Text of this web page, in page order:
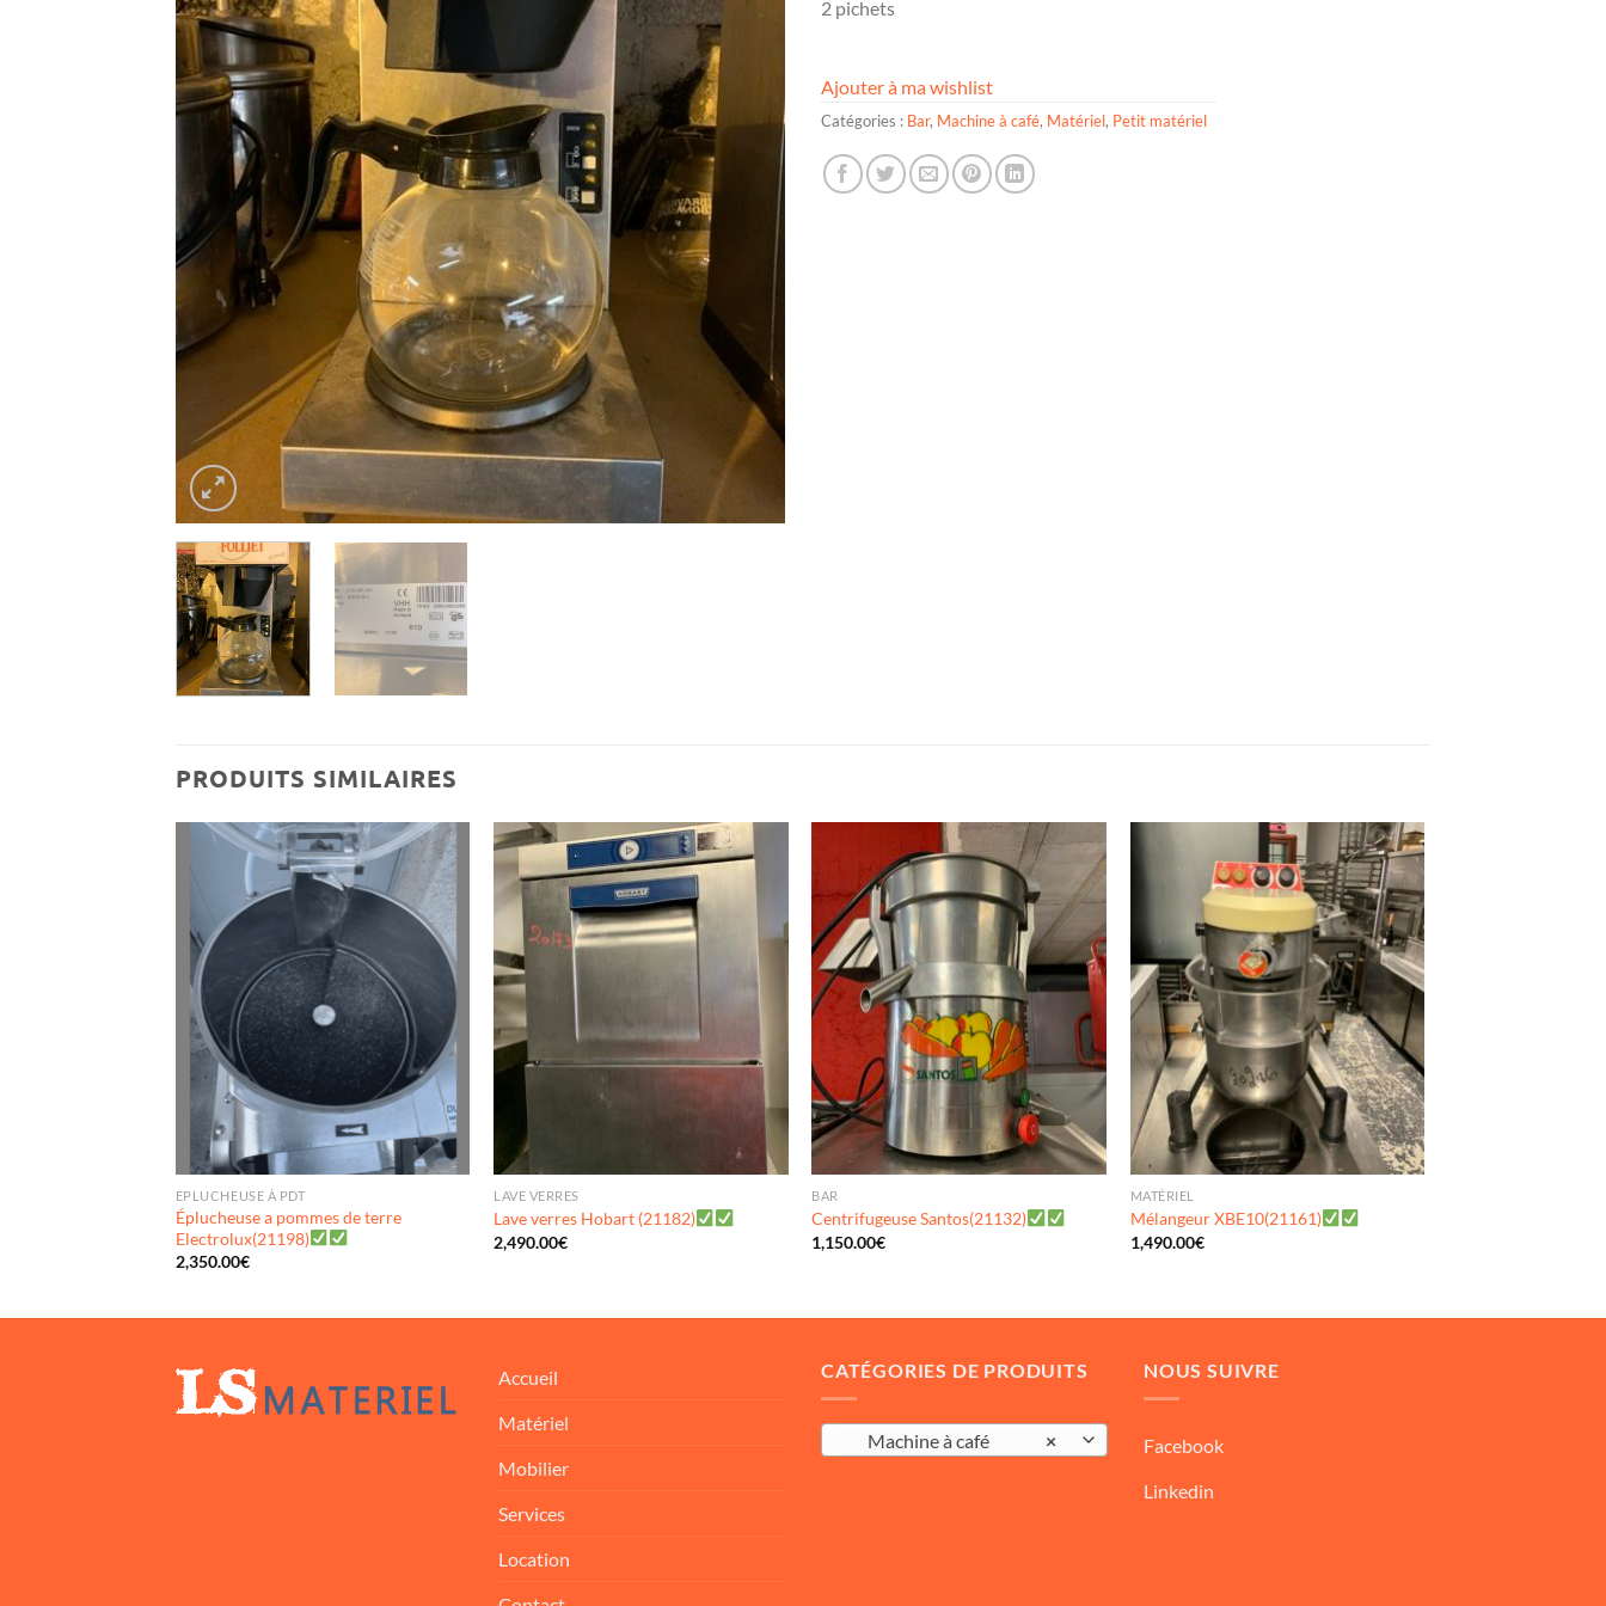
2 pichets
Ajouter à ma wishlist
Catégories : Bar, Machine à café, Matériel, Petit matériel
PRODUITS SIMILAIRES
Ajouter
à ma
wishlist
EPLUCHEUSE À PDT
Éplucheuse a pommes de terre
Electrolux(21198)
2,350.00€
LAVE VERRES
Lave verres Hobart (21182)
2,490.00€
Ajouter
à ma
wishlist
BAR
Centrifugeuse Santos(21132)
1,150.00€
Ajouter
à ma
wishlist
MATÉRIEL
Mélangeur XBE10(21161)
1,490.00€
Accueil
Matériel
Mobilier
Services
Location
CATÉGORIES DE PRODUITS
×
Machine à café
NOUS SUIVRE
Facebook
Linkedin